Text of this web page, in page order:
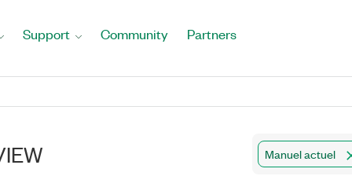
Support Community Partners
Manuel actuel